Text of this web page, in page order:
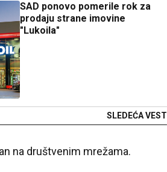
SAD ponovo pomerile rok za
prodaju strane imovine
"Lukoila"
SLEDEĆA VEST
na društvenim mrežama.